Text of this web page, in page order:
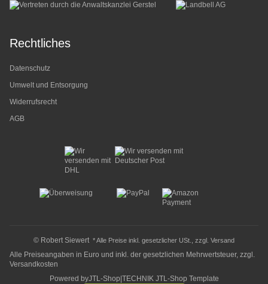
Rechtliches
Datenschutz
Umwelt und Entsorgung
Widerrufsrecht
AGB
© Robert Siewert* Alle Preise inkl. gesetzlicher USt., zzgl. Versand
Alle Preiseangaben in Euro und inkl. der gesetzlichen Mehrwertsteuer, zzgl.
Versandkosten
Powered byJTL-Shop TECHNIK JTL-Shop Template